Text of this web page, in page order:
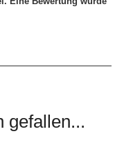
gefallen...